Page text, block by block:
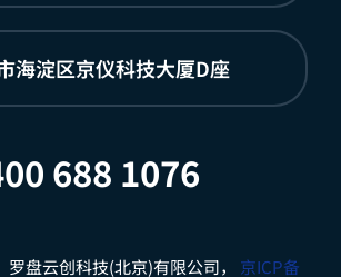
海淀区京仪科技大厦D座
688 1076
盘云创科技(北京)有限公司， 京ICP备